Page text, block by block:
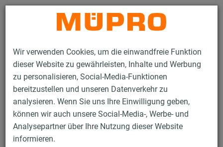
Wir verwenden Cookies, um die einwandfreie Funktion
dieser Website zu gewährleisten, Inhalte und Werbung
zu personalisieren, Social-Media-Funktionen
bereitzustellen und unseren Datenverkehr zu
analysieren. Wenn Sie uns Ihre Einwilligung geben,
können wir auch unsere Social-Media-, Werbe- und
Analysepartner über Ihre Nutzung dieser Website
informieren.
Kontakt
Produkte Befestigungstechnik
Lüftungsbefestigung
Installationsschienen für die Lüftungsbefestigung
MPC-Systemschienen (leichter bis mittlerer Lastbereich)
MPC-Schienenkonsolen